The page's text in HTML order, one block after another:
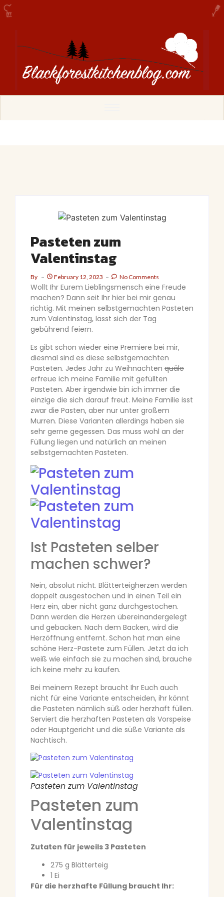
Pasteten zum
Valentinstag
By February 12, 2023 No Comments
Wollt Ihr Eurem Lieblingsmensch eine Freude
machen? Dann seit Ihr hier bei mir genau
richtig. Mit meinen selbstgemachten Pasteten
zum Valentinstag, lässt sich der Tag
gebührend feiern.
Es gibt schon wieder eine Premiere bei mir,
diesmal sind es diese selbstgemachten
Pasteten. Jedes Jahr zu Weihnachten quäle
erfreue ich meine Familie mit gefüllten
Pasteten. Aber irgendwie bin ich immer die
einzige die sich darauf freut. Meine Familie isst
zwar die Pasten, aber nur unter großem
Murren. Diese Varianten allerdings haben sie
sehr gerne gegessen. Das muss wohl an der
Füllung liegen und natürlich an meinen
selbstgemachten Pasteten.
Ist Pasteten selber
machen schwer?
Nein, absolut nicht. Blätterteigherzen werden
doppelt ausgestochen und in einen Teil ein
Herz ein, aber nicht ganz durchgestochen.
Dann werden die Herzen übereinandergelegt
und gebacken. Nach dem Backen, wird die
Herzöffnung entfernt. Schon hat man eine
schöne Herz-Pastete zum Füllen. Jetzt da ich
weiß wie einfach sie zu machen sind, brauche
ich keine mehr zu kaufen.
Bei meinem Rezept braucht Ihr Euch auch
nicht für eine Variante entscheiden, ihr könnt
die Pasteten nämlich süß oder herzhaft füllen.
Serviert die herzhaften Pasteten als Vorspeise
oder Hauptgericht und die süße Variante als
Nachtisch.
Pasteten zum Valentinstag
Pasteten zum
Valentinstag
Zutaten für jeweils 3 Pasteten
275 g Blätterteig
1 Ei
Für die herzhafte Füllung braucht Ihr: